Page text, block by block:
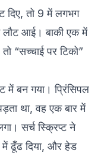
दिए, तो 9 में लगभग
आई। बाकी एक में
“सच्चाई पर टिको”
में बन गया। प्रिंसिपल
था, वह एक बार में
सर्च स्क्रिप्ट ने
में ढूँढ दिया, और हेड